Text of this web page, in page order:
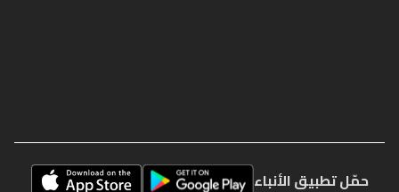
حمّل تطبيق الأنباء